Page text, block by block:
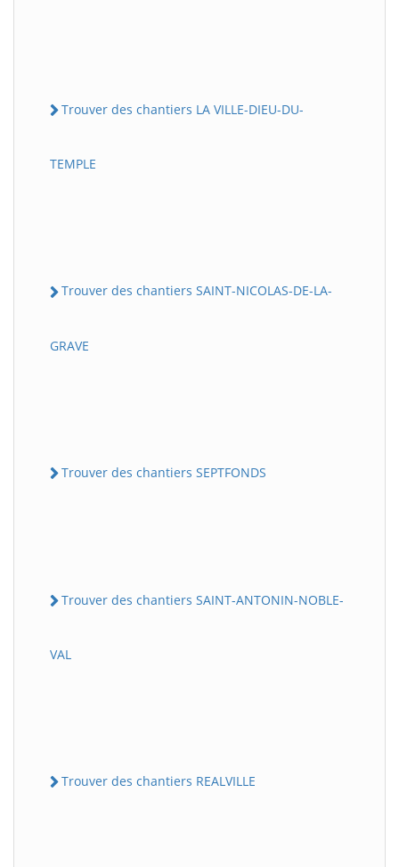
Trouver des chantiers LA VILLE-DIEU-DU-
TEMPLE
Trouver des chantiers SAINT-NICOLAS-DE-LA-
GRAVE
Trouver des chantiers SEPTFONDS
Trouver des chantiers SAINT-ANTONIN-NOBLE-
VAL
Trouver des chantiers REALVILLE